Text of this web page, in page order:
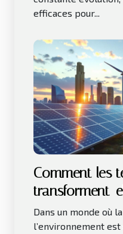
efficaces pour...
Comment les
transforment-
affaires ?
Dans un monde où
l’environnement